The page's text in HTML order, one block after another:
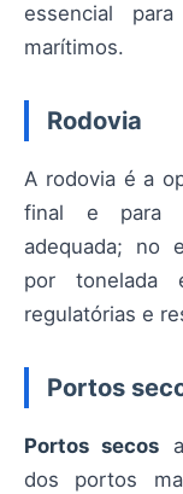
essencial
marítimos.
Rodovia
A rodovia é a
final e para
adequada; no
por tonelada
regulatórias e
Portos
Portos secos
dos portos